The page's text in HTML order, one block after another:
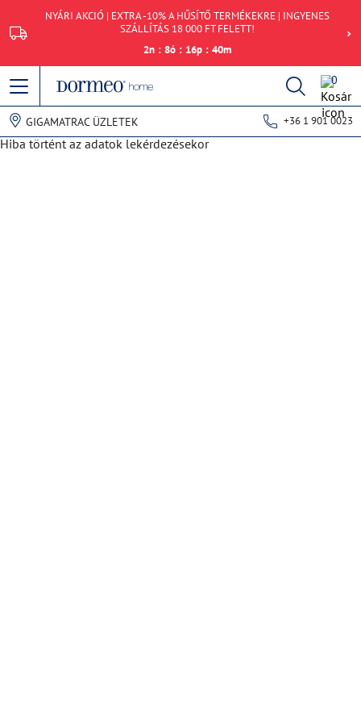
NYÁRI AKCIÓ | EXTRA -10% A HŰSÍTŐ TERMÉKEKRE | INGYENES
SZÁLLÍTÁS 18 000 FT FELETT!
2n : 8ó : 16p : 40m
0
GIGAMATRAC ÜZLETEK +36 1 901 0023
Hiba történt az adatok lekérdezésekor